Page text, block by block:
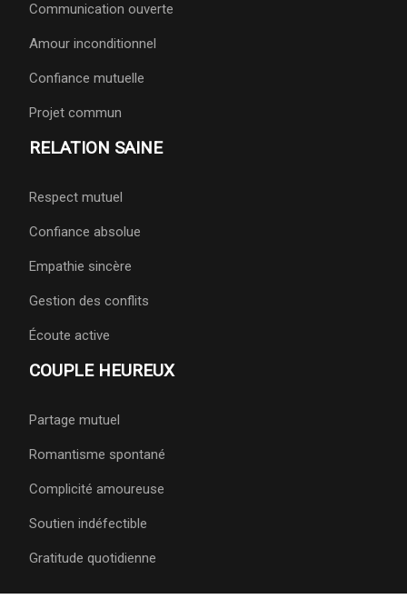
Communication ouverte
Amour inconditionnel
Confiance mutuelle
Projet commun
RELATION SAINE
Respect mutuel
Confiance absolue
Empathie sincère
Gestion des conflits
Écoute active
COUPLE HEUREUX
Partage mutuel
Romantisme spontané
Complicité amoureuse
Soutien indéfectible
Gratitude quotidienne